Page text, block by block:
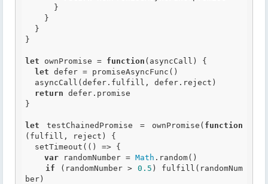
}
let ownPromise = function (asyncCall)
{
let defer = promiseAsyncFunc()
return defer.promise
}
let testChainedPromise = ownPromise( function
(fulfill, reject)
{
var randomNumber = Math .random()
if (randomNumber > 0.5 ) fulfill(randomNum
ber)